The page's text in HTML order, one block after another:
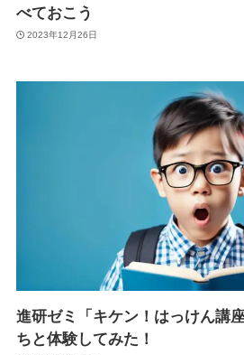
べておこう
2023年12月26日
進研ゼミ「キケン！はっけん講
ちと体験してみた！